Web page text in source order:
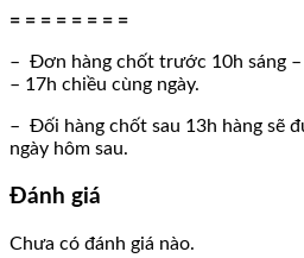
= = = = = = = =
– Đơn hàng chốt trước 10h sáng
– 17h chiều cùng ngày.
– Đối hàng chốt sau 13h hàng sẽ
ngày hôm sau.
Đánh giá
Chưa có đánh giá nào.